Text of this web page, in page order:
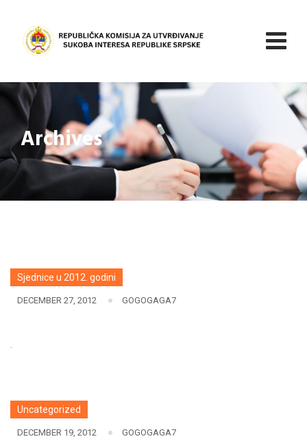
content
Archives
Sjednice u 2012. godini
DECEMBER 27, 2012 GOGOGAGA7
.
Uncategorized
DECEMBER 19, 2012 GOGOGAGA7